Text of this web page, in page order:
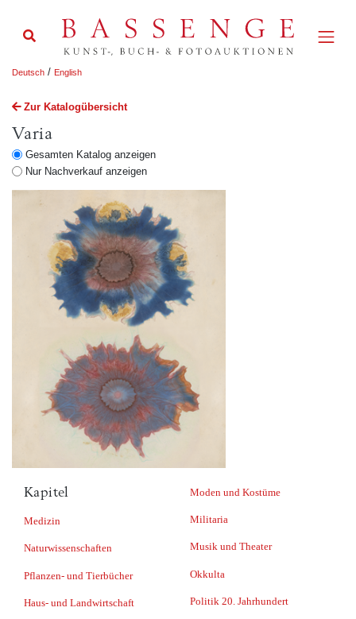
Deutsch / English
Zur Katalogübersicht
Varia
Gesamten Katalog anzeigen
Nur Nachverkauf anzeigen
Kapitel
Medizin
Naturwissenschaften
Pflanzen- und Tierbücher
Haus- und Landwirtschaft
Moden und Kostüme
Militaria
Musik und Theater
Okkulta
Politik 20. Jahrhundert